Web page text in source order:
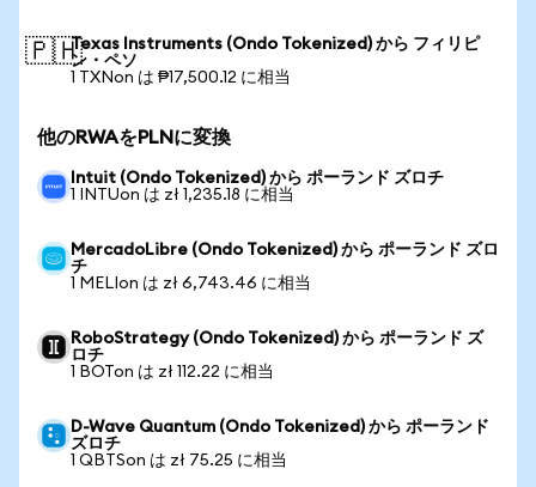
🇵🇭Texas Instruments (Ondo Tokenized) から フィリピ
ン・ペソ
1 TXNon は ₱17,500.12 に相当
他のRWAをPLNに変換
Intuit (Ondo Tokenized) から ポーランド ズロチ
1 INTUon は zł 1,235.18 に相当
MercadoLibre (Ondo Tokenized) から ポーランド ズロ
チ
1 MELIon は zł 6,743.46 に相当
RoboStrategy (Ondo Tokenized) から ポーランド ズ
ロチ
1 BOTon は zł 112.22 に相当
D-Wave Quantum (Ondo Tokenized) から ポーランド
ズロチ
1 QBTSon は zł 75.25 に相当